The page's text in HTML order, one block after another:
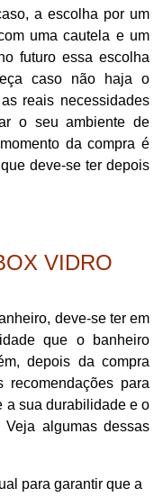
a escolha por um
uma cautela e um
futuro essa escolha
caso não haja o
reais necessidades
o seu ambiente de
da compra é
deve-se ter depois
VIDRO
deve-se ter em
que o banheiro
depois da compra
para
a sua durabilidade e o
algumas dessas
para garantir que a